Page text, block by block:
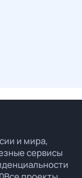
и мира,
сервисы